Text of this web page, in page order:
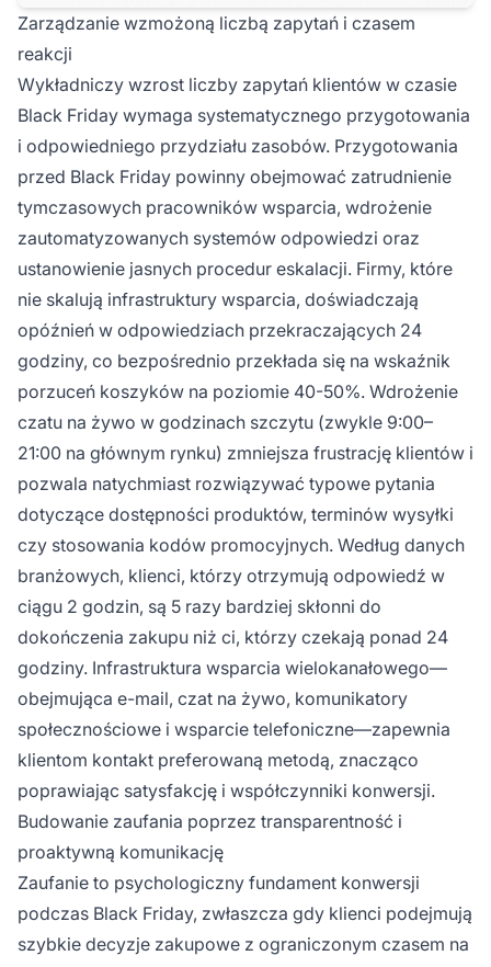
Zarządzanie wzmożoną liczbą zapytań i czasem
reakcji
Wykładniczy wzrost liczby zapytań klientów w czasie
Black Friday wymaga systematycznego przygotowania
i odpowiedniego przydziału zasobów. Przygotowania
przed Black Friday powinny obejmować zatrudnienie
tymczasowych pracowników wsparcia, wdrożenie
zautomatyzowanych systemów odpowiedzi oraz
ustanowienie jasnych procedur eskalacji. Firmy, które
nie skalują infrastruktury wsparcia, doświadczają
opóźnień w odpowiedziach przekraczających 24
godziny, co bezpośrednio przekłada się na wskaźnik
porzuceń koszyków na poziomie 40-50%. Wdrożenie
czatu na żywo w godzinach szczytu (zwykle 9:00–
21:00 na głównym rynku) zmniejsza frustrację klientów i
pozwala natychmiast rozwiązywać typowe pytania
dotyczące dostępności produktów, terminów wysyłki
czy stosowania kodów promocyjnych. Według danych
branżowych, klienci, którzy otrzymują odpowiedź w
ciągu 2 godzin, są 5 razy bardziej skłonni do
dokończenia zakupu niż ci, którzy czekają ponad 24
godziny. Infrastruktura wsparcia wielokanałowego—
obejmująca e-mail, czat na żywo, komunikatory
społecznościowe i wsparcie telefoniczne—zapewnia
klientom kontakt preferowaną metodą, znacząco
poprawiając satysfakcję i współczynniki konwersji.
Budowanie zaufania poprzez transparentność i
proaktywną komunikację
Zaufanie to psychologiczny fundament konwersji
podczas Black Friday, zwłaszcza gdy klienci podejmują
szybkie decyzje zakupowe z ograniczonym czasem na